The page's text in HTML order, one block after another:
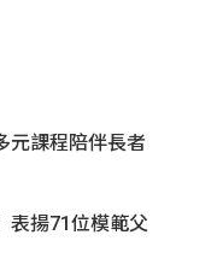
元課程陪伴長者
表揚71位模範父